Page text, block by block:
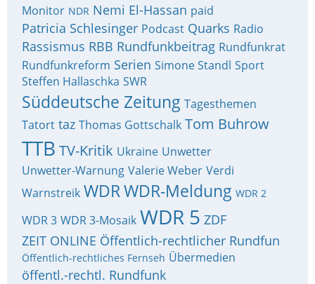
Monitor NDR Nemi El-Hassan paid
Patricia Schlesinger Podcast Quarks Radio
Rassismus RBB Rundfunkbeitrag Rundfunkrat
Rundfunkreform Serien Simone Standl Sport
Steffen Hallaschka SWR
Süddeutsche Zeitung Tagesthemen
Tatort taz Thomas Gottschalk Tom Buhrow
TTB TV-Kritik Ukraine Unwetter
Unwetter-Warnung Valerie Weber Verdi
Warnstreik WDRWDR-Meldung WDR 2
WDR 3 WDR 3-Mosaik WDR 5 ZDF
ZEIT ONLINE Öffentlich-rechtlicher Rundfun
Öffentlich-rechtliches Fernseh Übermedien
öffentl.-rechtl. Rundfunk